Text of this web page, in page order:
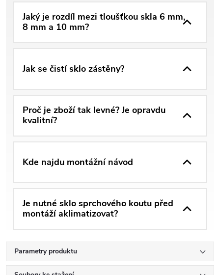
Jaký je rozdíl mezi tloušťkou skla 6 mm,
8 mm a 10 mm?
Jak se čistí sklo zástěny?
Proč je zboží tak levné? Je opravdu
kvalitní?
Kde najdu montážní návod
Je nutné sklo sprchového koutu před
montáží aklimatizovat?
Parametry produktu